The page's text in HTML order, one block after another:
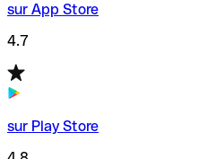
sur App Store
4.7
sur Play Store